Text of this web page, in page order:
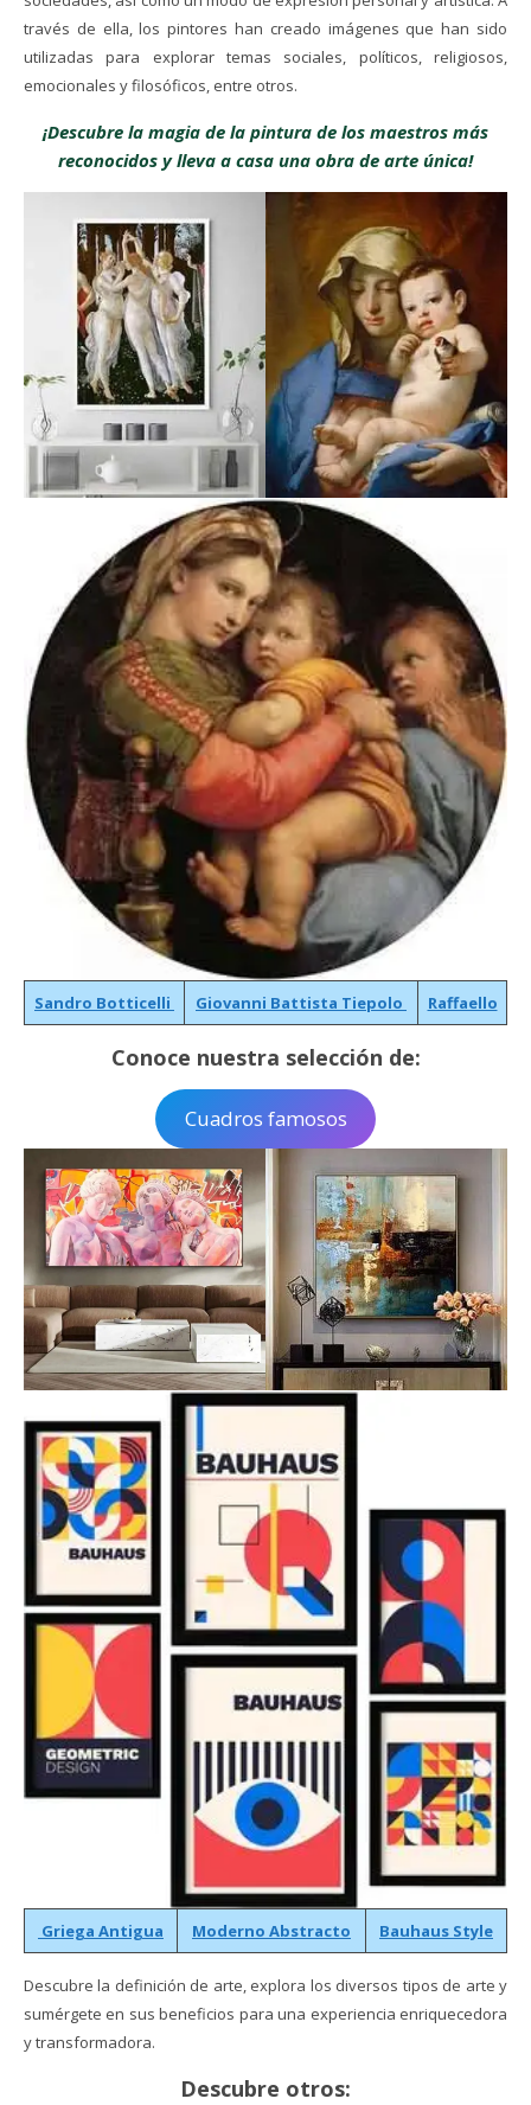
través de ella, los pintores han creado imágenes que han sido
utilizadas para explorar temas sociales, políticos, religiosos,
emocionales y filosóficos, entre otros.
¡Descubre la magia de la pintura de los maestros más
reconocidos y lleva a casa una obra de arte única!
Sandro Botticelli Giovanni Battista Tiepolo Raffaello
Conoce nuestra selección de:
Cuadros famosos
Griega Antigua Moderno Abstracto Bauhaus Style
Descubre la definición de arte, explora los diversos tipos de arte y
sumérgete en sus beneficios para una experiencia enriquecedora
y transformadora.
Descubre otros: